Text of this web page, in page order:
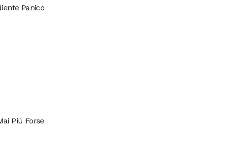
Panico
Più Forse